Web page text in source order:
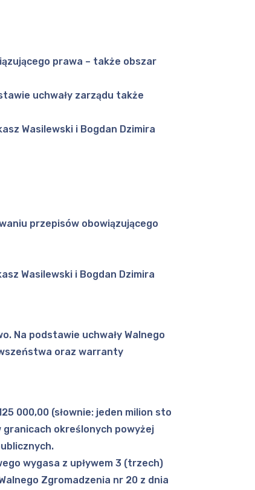
prawa – także obszar
uchwały zarządu także
Wasilewski i Bogdan Dzimira
przepisów obowiązującego
Wasilewski i Bogdan Dzimira
Na podstawie uchwały Walnego
oraz warranty
000,00 (słownie: jeden milion sto
granicach określonych powyżej
wygasa z upływem 3 (trzech)
Zgromadzenia nr 20 z dnia